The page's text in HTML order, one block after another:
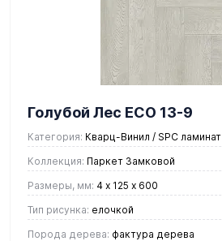
Голубой Лес ЕСО 13-9
Категория: Кварц-Винил / SPC ламинат
Коллекция: Паркет Замковой
Размеры, мм: 4 х 125 х 600
Тип рисунка: елочкой
Порода дерева: фактура дерева